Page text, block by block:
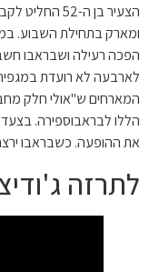
הצעיר בן ה-
ומארק בתחילת השבוע.
הפכה רעילה ושבראבו
לארבעה לא רועדת
המארחים ש"אולי חלק
הללו לבראבוספירה.
את ההופעה. כשבראבו
לתרזה